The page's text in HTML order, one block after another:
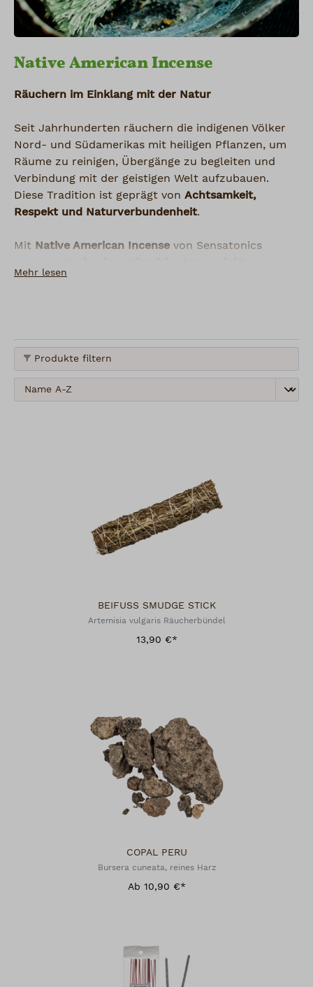
Native American Incense
Räuchern im Einklang mit der Natur
Seit Jahrhunderten räuchern die indigenen Völker
Nord- und Südamerikas mit heiligen Pflanzen, um
Räume zu reinigen, Übergänge zu begleiten und
Verbindung mit der geistigen Welt aufzubauen.
Diese Tradition ist geprägt von Achtsamkeit,
Respekt und Naturverbundenheit.
Mit Native American Incense von Sensatonics
Tradition schamanischer Rituale – naturrein,
persönliche Räucherzeremonie.
Ob Sie bereits Erfahrung mit schamanischem
Räucherwerk haben oder neugierig einsteigen
Mehr lesen
Produkte filtern
BEIFUSS SMUDGE STICK
Artemisia vulgaris Räucherbündel
13,90 €*
COPAL PERU
Bursera cuneata, reines Harz
Ab 10,90 €*